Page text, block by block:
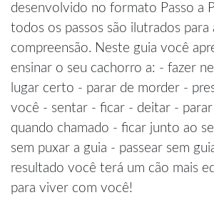
desenvolvido no formato Passo a
todos os passos são ilutrados para
compreensão. Neste guia você
ensinar o seu cachorro a: - fazer
lugar certo - parar de morder -
você - sentar - ficar - deitar -
quando chamado - ficar junto ao
sem puxar a guia - passear sem
resultado você terá um cão mais
para viver com você!